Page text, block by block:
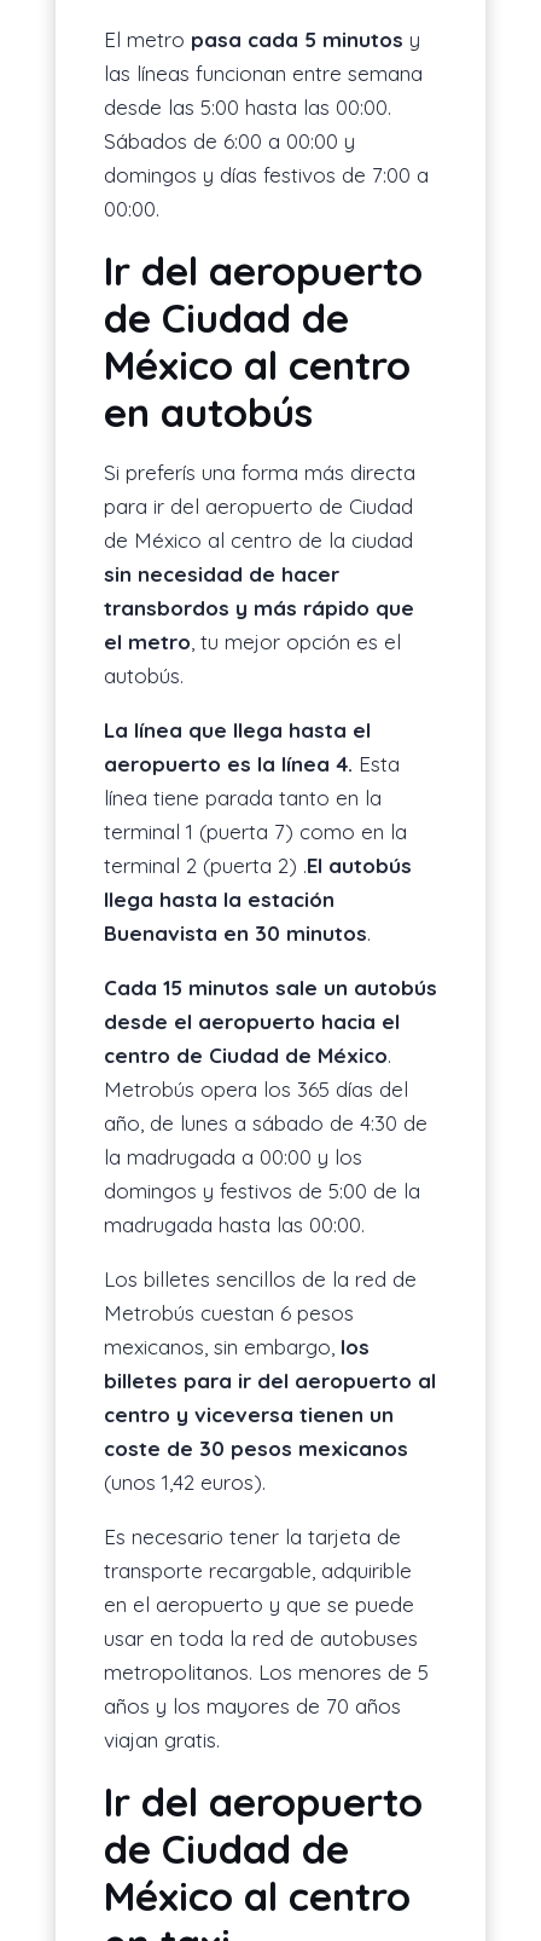
El metro pasa cada 5 minutos y
las líneas funcionan entre semana
desde las 5:00 hasta las 00:00.
Sábados de 6:00 a 00:00 y
domingos y días festivos de 7:00 a
00:00.
Ir del aeropuerto
de Ciudad de
México al centro
en autobús
Si preferís una forma más directa
para ir del aeropuerto de Ciudad
de México al centro de la ciudad
sin necesidad de hacer
transbordos y más rápido que
el metro , tu mejor opción es el
autobús.
La línea que llega hasta el
aeropuerto es la línea 4. Esta
línea tiene parada tanto en la
terminal 1 (puerta 7) como en la
terminal 2 (puerta 2) .El autobús
llega hasta la estación
Buenavista en 30 minutos.
Cada 15 minutos sale un autobús
desde el aeropuerto hacia el
centro de Ciudad de México.
Metrobús opera los 365 días del
año, de lunes a sábado de 4:30 de
la madrugada a 00:00 y los
domingos y festivos de 5:00 de la
madrugada hasta las 00:00.
Los billetes sencillos de la red de
Metrobús cuestan 6 pesos
mexicanos, sin embargo, los
billetes para ir del aeropuerto al
centro y viceversa tienen un
coste de 30 pesos mexicanos
(unos 1,42 euros).
Es necesario tener la tarjeta de
transporte recargable, adquirible
en el aeropuerto y que se puede
usar en toda la red de autobuses
metropolitanos. Los menores de 5
años y los mayores de 70 años
viajan gratis.
Ir del aeropuerto
de Ciudad de
México al centro